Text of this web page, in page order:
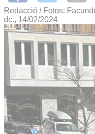
Redacció / Fotos:
dc., 14/02/2024